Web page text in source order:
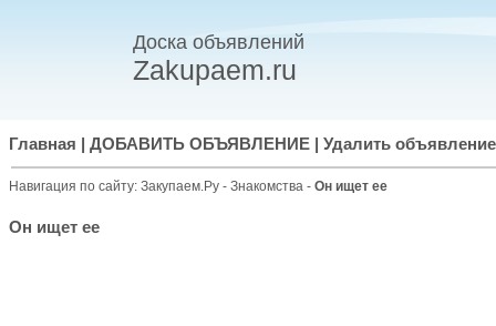
Доска объявлений
Zakupaem.ru
Главная ДОБАВИТЬ ОБЪЯВЛЕНИЕ Удалить объявление
Навигация по сайту: Закупаем.Ру - Знакомства - Он ищет ее
Он ищет ее